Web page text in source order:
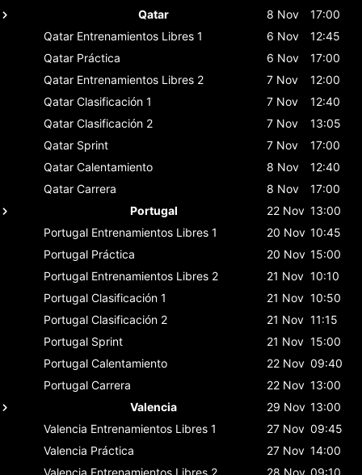
Qatar
8 Nov
17:00
Qatar Entrenamientos Libres 1 6 Nov
12:45
Qatar Práctica 6 Nov
17:00
Qatar Entrenamientos Libres 2 7 Nov
12:00
Qatar Clasificación 1 7 Nov
12:40
Qatar Clasificación 2 7 Nov
13:05
Qatar Sprint 7 Nov
17:00
Qatar Calentamiento 8 Nov
12:40
Qatar Carrera 8 Nov
17:00
Portugal
22 Nov 13:00
Portugal Entrenamientos Libres 1 20 Nov 10:45
Portugal Práctica 20 Nov 15:00
Portugal Entrenamientos Libres 2 21 Nov 10:10
Portugal Clasificación 1 21 Nov 10:50
Portugal Clasificación 2 21 Nov 11:15
Portugal Sprint 21 Nov 15:00
Portugal Calentamiento 22 Nov 09:40
Portugal Carrera 22 Nov 13:00
Valencia
29 Nov 13:00
Valencia Entrenamientos Libres 1 27 Nov 09:45
Valencia Práctica 27 Nov 14:00
Valencia Entrenamientos Libres 2 28 Nov 09:10